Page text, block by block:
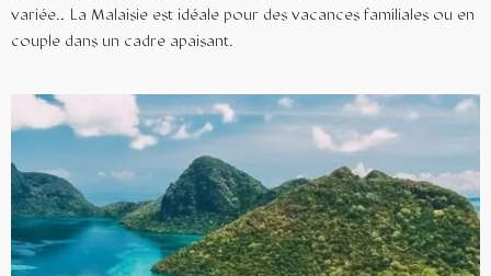
variée… La Malaisie est idéale pour des vacances familiales ou en
couple dans un cadre apaisant.